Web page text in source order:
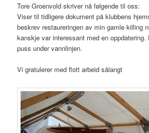
Tore Groenvold skriver nå følgende til oss:
Viser til tidligere dokument på klubbens
beskrev restaureringen av min gamle killing
kanskje var interessant med en oppdatering.
puss under vannlinjen.
Vi gratulerer med flott arbeid sålangt